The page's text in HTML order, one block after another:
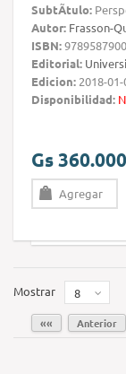
SubtÃ­tulo:
Autor: Frasson-
ISBN:
Editorial:
Edicion: 2018-01-
Disponibilidad:
Gs 360.000
Agregar
Mostrar 8
«« Anterior